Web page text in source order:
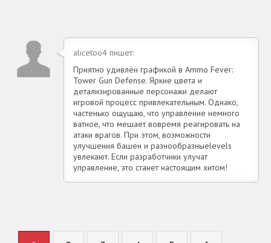
alicetoo4 пишет:
Приятно удивлён графикой в Ammo Fever:
Tower Gun Defense. Яркие цвета и
детализированные персонажи делают
игровой процесс привлекательным. Однако,
частенько ощущаю, что управление немного
ватное, что мешает вовремя реагировать на
атаки врагов. При этом, возможности
улучшения башен и разнообразныеlevels
увлекают. Если разработчики улучат
управление, это станет настоящим хитом!